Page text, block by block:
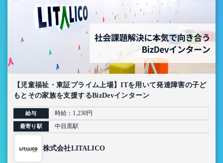
【児童福祉・東証プライム上場】ITを用いて発達障害の子ど
もとその家族を支援するBizDevインターン
給与 時給：1,230円
最寄り駅 中目黒駅
株式会社LITALICO